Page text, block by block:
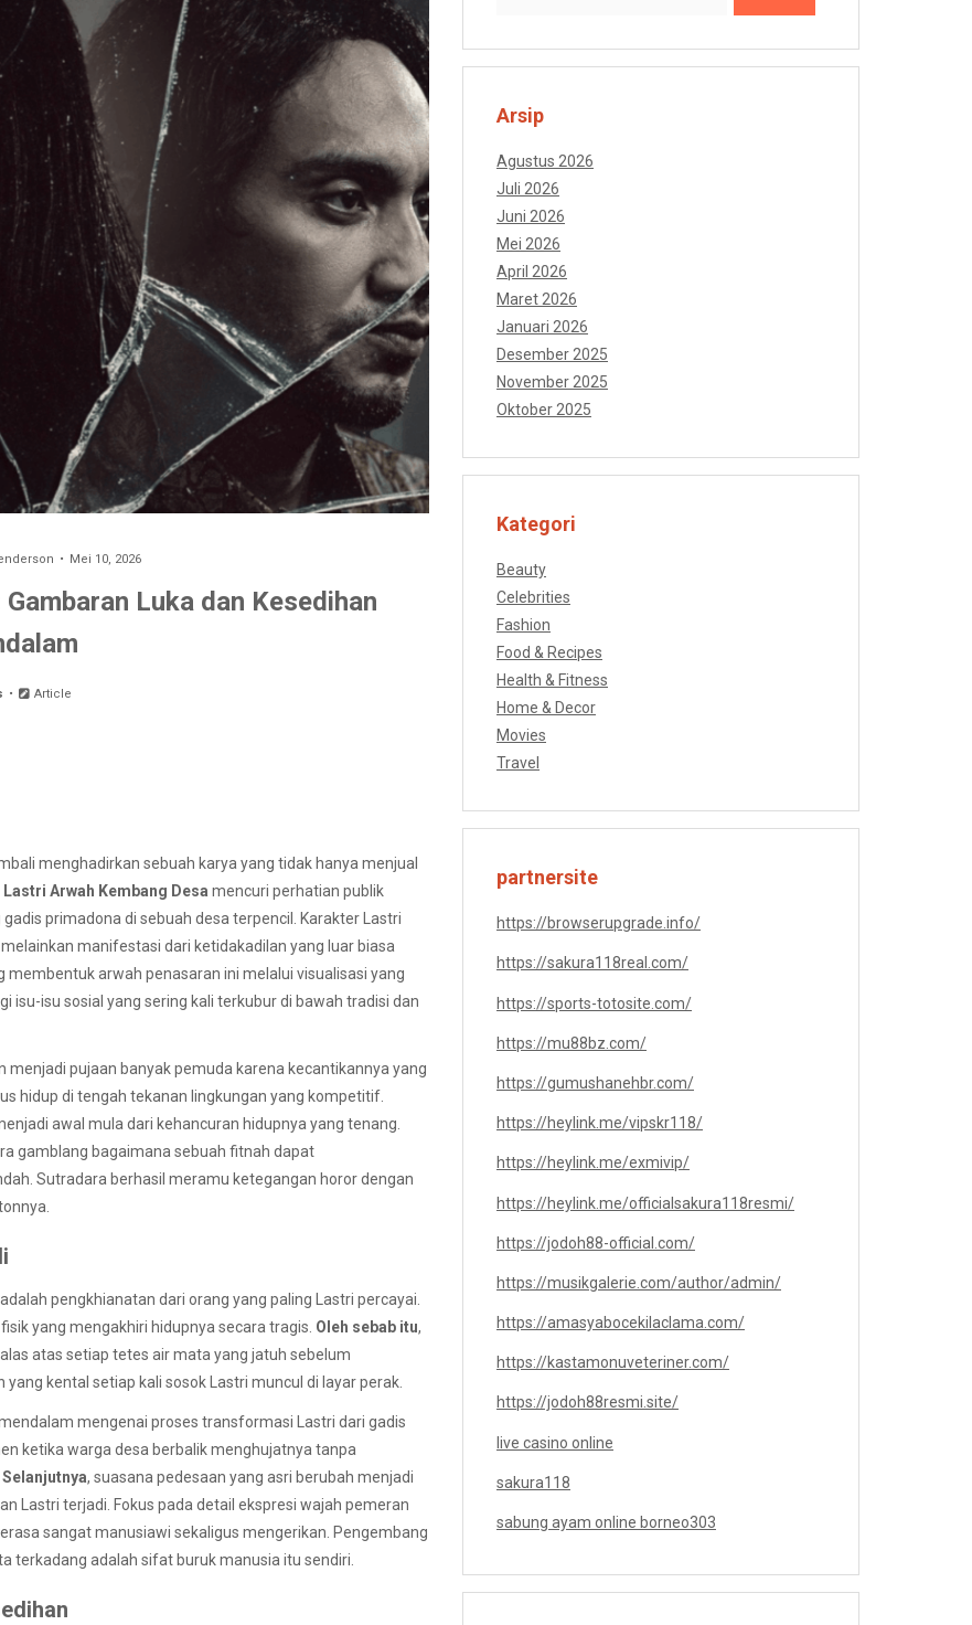
Mei 10, 2026
Luka dan Kesedihan
Article
menghadirkan sebuah karya yang tidak hanya menjual
Lastri Arwah Kembang Desa mencuri perhatian publik
primadona di sebuah desa terpencil. Karakter Lastri
manifestasi dari ketidakadilan yang luar biasa
arwah penasaran ini melalui visualisasi yang
isu-isu sosial yang sering kali terkubur di bawah tradisi dan
menjadi pujaan banyak pemuda karena kecantikannya yang
hidup di tengah tekanan lingkungan yang kompetitif.
awal mula dari kehancuran hidupnya yang tenang.
gamblang bagaimana sebuah fitnah dapat
Sutradara berhasil meramu ketegangan horor dengan
adalah pengkhianatan dari orang yang paling Lastri percayai.
yang mengakhiri hidupnya secara tragis. Oleh sebab itu,
atas setiap tetes air mata yang jatuh sebelum
kental setiap kali sosok Lastri muncul di layar perak.
mengenai proses transformasi Lastri dari gadis
ketika warga desa berbalik menghujatnya tanpa
Selanjutnya, suasana pedesaan yang asri berubah menjadi
Lastri terjadi. Fokus pada detail ekspresi wajah pemeran
sangat manusiawi sekaligus mengerikan. Pengembang
terkadang adalah sifat buruk manusia itu sendiri.
Arsip
Agustus 2026
Juli 2026
Juni 2026
Mei 2026
April 2026
Maret 2026
Januari 2026
Desember 2025
November 2025
Oktober 2025
Kategori
Beauty
Celebrities
Fashion
Food & Recipes
Health & Fitness
Home & Decor
Movies
Travel
partnersite
https://browserupgrade.info/
https://sakura118real.com/
https://sports-totosite.com/
https://mu88bz.com/
https://gumushanehbr.com/
https://heylink.me/vipskr118/
https://heylink.me/exmivip/
https://heylink.me/officialsakura118resmi/
https://jodoh88-official.com/
https://musikgalerie.com/author/admin/
https://amasyabocekilaclama.com/
https://kastamonuveteriner.com/
https://jodoh88resmi.site/
live casino online
sakura118
sabung ayam online borneo303